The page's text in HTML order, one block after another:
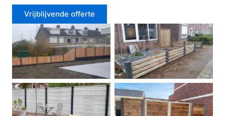
Vrijblijvende offerte
Douglas schutting Tuinhek voortuin
Betonschutting